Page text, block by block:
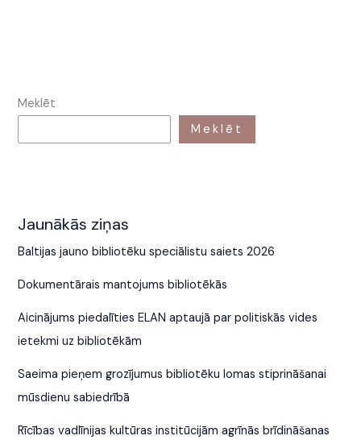
Meklēt
Meklēt
Jaunākās ziņas
Baltijas jauno bibliotēku speciālistu saiets 2026
Dokumentārais mantojums bibliotēkās
Aicinājums piedalīties ELAN aptaujā par politiskās vides
ietekmi uz bibliotēkām
Saeima pieņem grozījumus bibliotēku lomas stiprināšanai
mūsdienu sabiedrībā
Rīcības vadlīnijas kultūras institūcijām agrīnās brīdināšanas